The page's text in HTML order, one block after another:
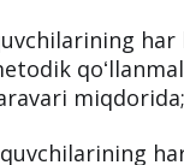
miqdorida;